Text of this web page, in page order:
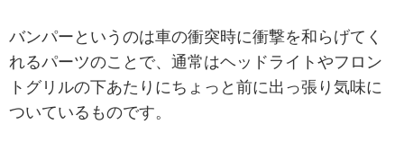
バンパーというのは車の衝突時に衝撃を和らげてく
れるパーツのことで、通常はヘッドライトやフロン
トグリルの下あたりにちょっと前に出っ張り気味に
ついているものです。